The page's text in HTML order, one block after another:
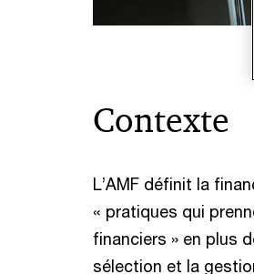
Contexte
L’AMF définit la
« pratiques qui
financiers » en plus
sélection et la